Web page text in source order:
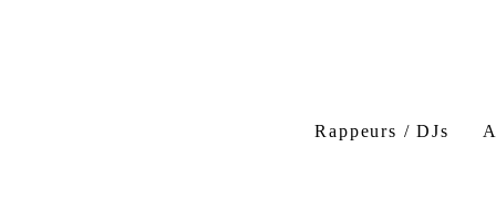
Rappeurs / DJs